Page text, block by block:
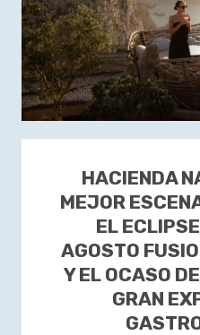
HACIENDA
MEJOR
EL
AGOSTO
Y EL OCASO
GRAN